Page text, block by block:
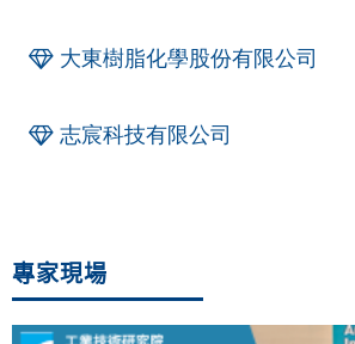
大東樹脂化學股份有限公司
志宸科技有限公司
專家現場